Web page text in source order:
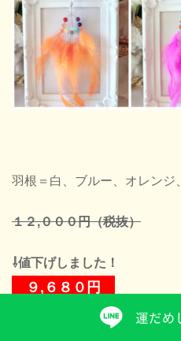
羽根＝白、ブルー、オレンジ
１２,０００円（税抜）
⇩値下げしました！
９,６８０円